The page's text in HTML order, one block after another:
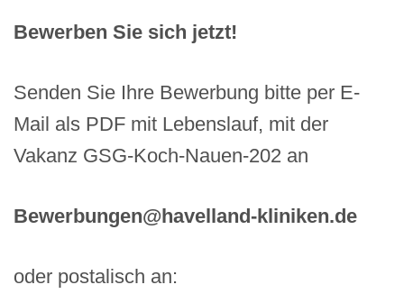
Bewerben Sie sich jetzt!
Senden Sie Ihre Bewerbung bitte per E-
Mail als PDF mit Lebenslauf, mit der
Vakanz GSG-Koch-Nauen-202 an
Bewerbungen@havelland-kliniken.de
oder postalisch an: